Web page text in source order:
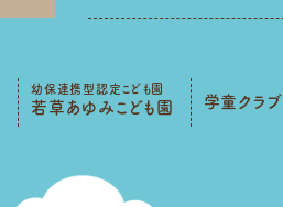
幼保連携型認定こども園
若草あゆみこども園 学童クラブ